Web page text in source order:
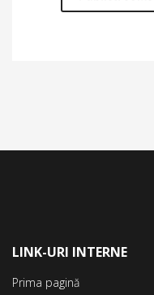
LINK-URI INTERNE
Prima pagină